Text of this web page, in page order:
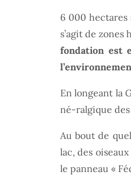
6 000 hectares
s’agit de
fondation est
En longeant la
né-ralgique des
Au bout de
lac, des
le panneau «